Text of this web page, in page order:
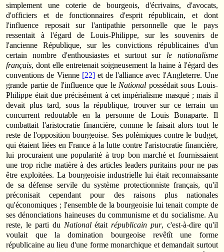
simplement une coterie de bourgeois, d'écrivains, d'avocats,
d'officiers et de fonctionnaires d'esprit républicain, et dont
l'influence reposait sur l'antipathie personnelle que le pays
ressentait à l'égard de Louis-Philippe, sur les souvenirs de
l'ancienne République, sur les convictions républicaines d'un
certain nombre d'enthousiastes et surtout sur le nationalisme
français, dont elle entretenait soigneusement la haine à l'égard des
conventions de Vienne [22]et de l'alliance avec l'Angleterre. Une
grande partie de l'influence que le National possédait sous Louis-
Philippe était due précisément à cet impérialisme masqué ; mais il
devait plus tard, sous la république, trouver sur ce terrain un
concurrent redoutable en la personne de Louis Bonaparte. Il
combattait l'aristocratie financière, comme le faisait alors tout le
reste de l'opposition bourgeoise. Ses polémiques contre le budget,
qui étaient liées en France à la lutte contre l'aristocratie financière,
lui procuraient une popularité à trop bon marché et fournissaient
une trop riche matière à des articles leaders puritains pour ne pas
être exploitées. La bourgeoisie industrielle lui était reconnaissante
de sa défense servile du système protectionniste français, qu'il
préconisait cependant pour des raisons plus nationales
qu'économiques ; l'ensemble de la bourgeoisie lui tenait compte de
ses dénonciations haineuses du communisme et du socialisme. Au
reste, le parti du Nationalétaitrépublicain pur, c'est-à-dire qu'il
voulait que la domination bourgeoise revêtît une forme
républicaine au lieu d'une forme monarchique et demandait surtout